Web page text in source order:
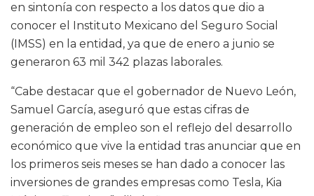
en sintonía con respecto a los datos que dio a
conocer el Instituto Mexicano del Seguro Social
(IMSS) en la entidad, ya que de enero a junio se
generaron 63 mil 342 plazas laborales.
“Cabe destacar que el gobernador de Nuevo León,
Samuel García, aseguró que estas cifras de
generación de empleo son el reflejo del desarrollo
económico que vive la entidad tras anunciar que en
los primeros seis meses se han dado a conocer las
inversiones de grandes empresas como Tesla, Kia